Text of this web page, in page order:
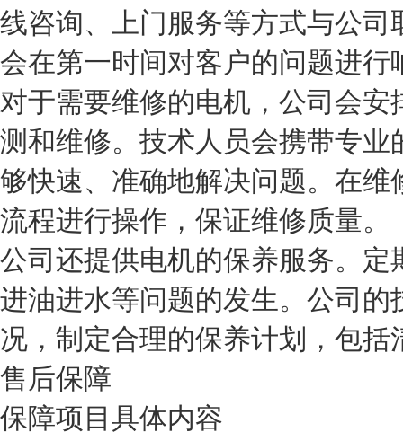
线咨询、上门服务等方式与公
会在第一时间对客户的问题进
对于需要维修的电机，公司会
测和维修。技术人员会携带专
够快速、准确地解决问题。在
流程进行操作，保证维修质量。
公司还提供电机的保养服务。
进油进水等问题的发生。公司
况，制定合理的保养计划，包
售后保障
保障项目 具体内容